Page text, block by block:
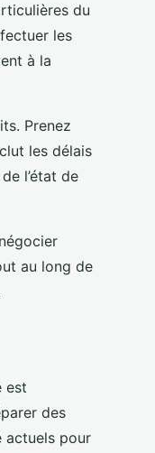
du
les
à la
Prenez
les délais
l’état de
au long de
est
des
actuels pour